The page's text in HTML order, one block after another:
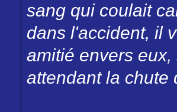
sang qui coulait
dans l'accident, il
amitié envers
attendant la chute